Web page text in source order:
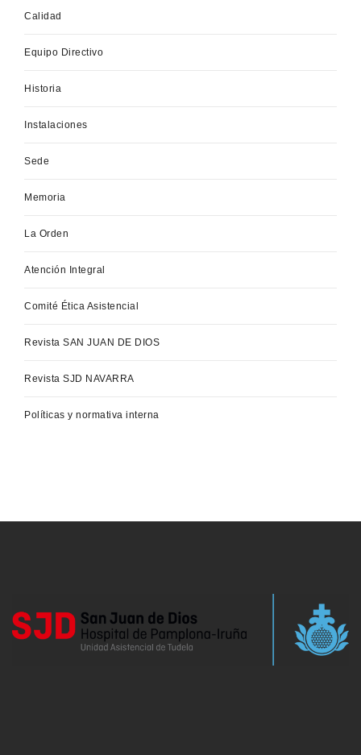
Calidad
Equipo Directivo
Historia
Instalaciones
Sede
Memoria
La Orden
Atención Integral
Comité Ética Asistencial
Revista SAN JUAN DE DIOS
Revista SJD NAVARRA
Políticas y normativa interna